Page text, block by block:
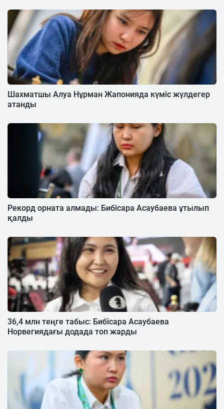
Шахматшы Алуа Нұрман Жапонияда күміс жүлдегер
атанды
Рекорд орната алмады: Бибісара Асаубаева ұтылып
қалды
36,4 млн теңге табыс: Бибісара Асаубаева
Норвегиядағы додада топ жарды